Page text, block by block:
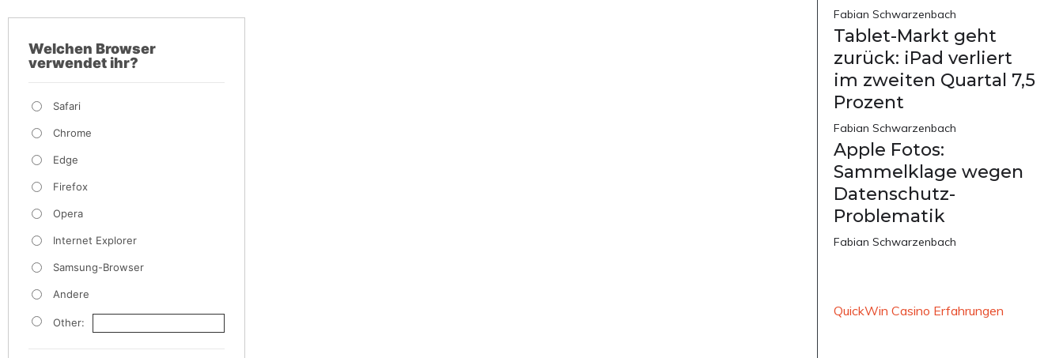
Welchen Browser
verwendet ihr?
Safari
Chrome
Edge
Firefox
Opera
Internet Explorer
Samsung-Browser
Andere
Other:
Fabian Schwarzenbach
Tablet-Markt geht
zurück: iPad verliert
im zweiten Quartal 7,5
Prozent
Fabian Schwarzenbach
Apple Fotos:
Sammelklage wegen
Datenschutz-
Problematik
Fabian Schwarzenbach
QuickWin Casino Erfahrungen